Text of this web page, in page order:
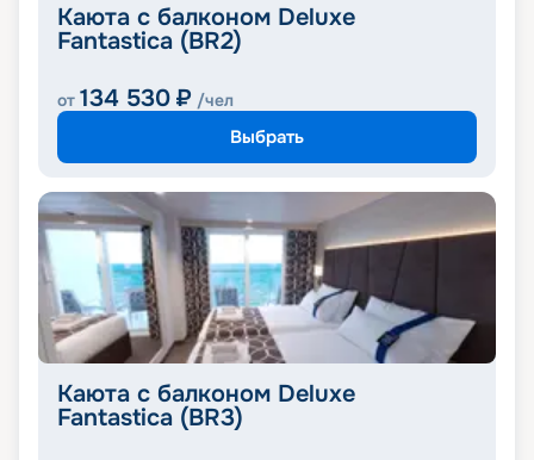
Каюта с балконом Deluxe
Fantastica (BR2)
от 134 530 ₽ /чел
Выбрать
Каюта с балконом Deluxe
Fantastica (BR3)